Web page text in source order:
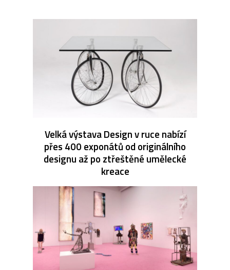
Velká výstava Design v ruce nabízí
přes 400 exponátů od originálního
designu až po ztřeštěné umělecké
kreace